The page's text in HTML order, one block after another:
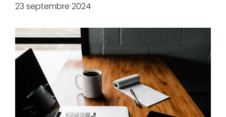
23 septembre 2024